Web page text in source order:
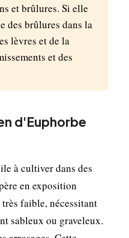
et brûlures. Si elle
des brûlures dans la
lèvres et de la
et des
d'Euphorbe
à cultiver dans des
en exposition
faible, nécessitant
sableux ou graveleux.